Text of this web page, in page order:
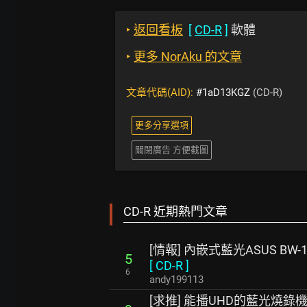
‣ 返回看板 [ CD-R] 軟體
‣ 更多 NorAku 的文章
文章代碼(AID): #1aD13KGZ (CD-R)
更多分享選項
關閉廣告 方便截圖
CD-R 近期熱門文章
5
6
[情報] 內嵌式藍光ASUS
[ CD-R]
andy199113
[求推] 能播UHD的藍光燒錄機